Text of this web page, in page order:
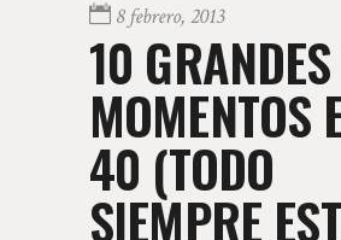
8 febrero, 2013
10 GRANDES
MOMENTOS
40 (TODO
SIEMPRE